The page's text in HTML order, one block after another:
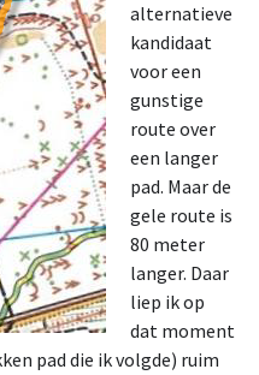
alternatieve
kandidaat
voor een
gunstige
route over
een langer
pad. Maar de
gele route is
80 meter
langer. Daar
liep ik op
dat moment
pad die ik volgde) ruim